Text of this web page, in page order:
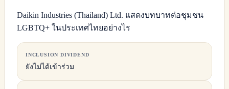
Daikin Industries (Thailand) Ltd. แสดงบทบาทต่อชุมชน
LGBTQ+ ในประเทศไทยอย่างไร
INCLUSION DIVIDEND
ยังไม่ได้เข้าร่วม